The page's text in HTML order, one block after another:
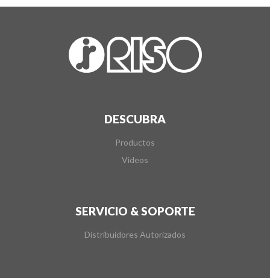
DESCUBRA
Productos
Videos
SERVICIO & SOPORTE
Distribuidores Autorizados